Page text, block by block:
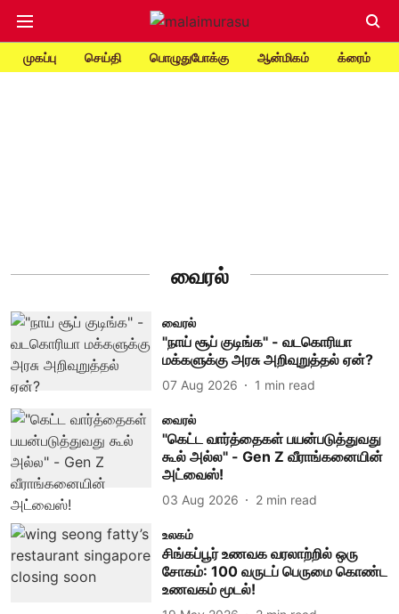
முகப்பு செய்தி பொழுதுபோக்கு ஆன்மிகம் க்ரைம்
வைரல்
வைரல்
"நாய் சூப் குடிங்க" - வடகொரியா
மக்களுக்கு அரசு அறிவுறுத்தல் ஏன்?
07 Aug 2026 1 min read
வைரல்
"கெட்ட வார்த்தைகள் பயன்படுத்துவது
கூல் அல்ல" - Gen Z வீராங்கனையின்
அட்வைஸ்!
03 Aug 2026 2 min read
உலகம்
சிங்கப்பூர் உணவக வரலாற்றில் ஒரு
சோகம்: 100 வருடப் பெருமை கொண்ட
உணவகம் மூடல்!